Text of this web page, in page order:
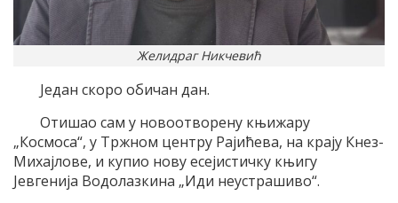
Желидраг Никчевић
Један скоро обичан дан.
Отишао сам у новоотворену књижару
„Космоса“, у Тржном центру Рајићева, на крају Кнез-
Михајлове, и купио нову есејистичку књигу
Јевгенија Водолазкина „Иди неустрашиво“.